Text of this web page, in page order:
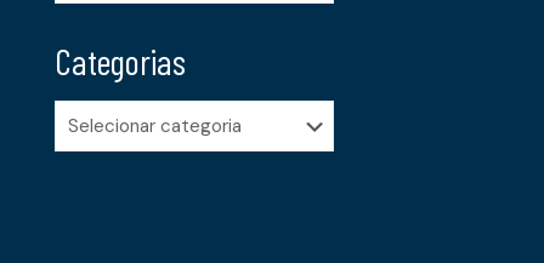
Categorias
Categorias